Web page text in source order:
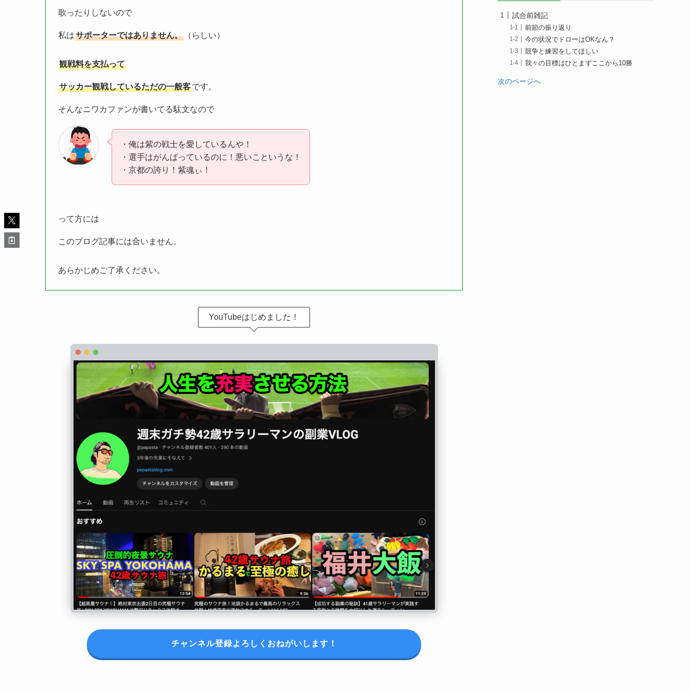
歌ったりしないので
私はサポーターではありません。 （らしい）
観戦料を支払って
サッカー観戦しているただの一般客です。
そんなニワカファンが書いてる駄文なので
・俺は紫の戦士を愛しているんや！
・選手はがんばっているのに！悪いこというな！
・京都の誇り！紫魂ぃ！
って方には
このブログ記事には合いません。
あらかじめご了承ください。
YouTubeはじめました！
チャンネル登録よろしくおねがいします！
試合前雑記
前節の振り返り
今の状況でドローはOKなん？
競争と練習をしてほしい
我々の目標はひとまずここから10勝
次のページへ